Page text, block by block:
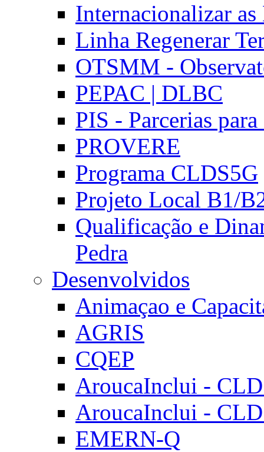
Internacionalizar
Linha Regenerar
OTSMM -
PEPAC | DLBC
PIS - Parcerias
PROVERE
Programa CLDS5G
Projeto Local B1/
Qualificação e
Pedra
Desenvolvidos
Animaçao e
AGRIS
CQEP
AroucaInclui -
AroucaInclui -
EMERN-Q